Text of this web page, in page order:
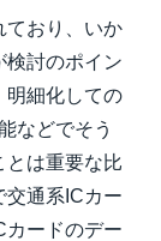
ており、いか
検討のポイン
明細化しての
などでそう
とは重要な比
交通系ICカー
カードのデー